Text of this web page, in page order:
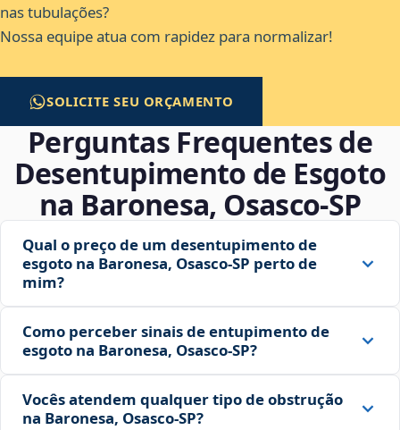
nas tubulações?
Nossa equipe atua com rapidez para normalizar!
SOLICITE SEU ORÇAMENTO
Perguntas Frequentes de
Desentupimento de Esgoto
na Baronesa, Osasco‑SP
Qual o preço de um desentupimento de
esgoto na Baronesa, Osasco‑SP perto de
mim?
Como perceber sinais de entupimento de
esgoto na Baronesa, Osasco‑SP?
Vocês atendem qualquer tipo de obstrução
na Baronesa, Osasco‑SP?